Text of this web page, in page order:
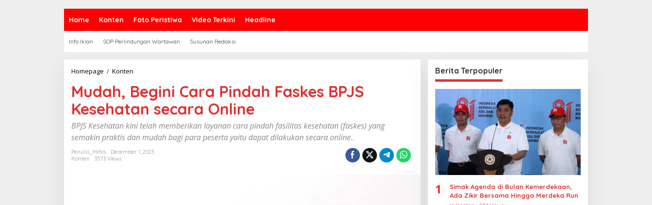
Home Konten Foto Peristiwa Video Terkini Headline
Info Iklan SOP Perlindungan Wartawan Susunan Redaksi
Homepage / Konten
d
a
h
,
B
g
i
Mudah, Begini Cara Pindah Faskes BPJS
Kesehatan secara Online ‎
BPJS Kesehatan kini telah memberikan layanan cara pindah fasilitas kesehatan (faskes) yang
semakin praktis dan mudah bagi para peserta yaitu dapat dilakukan secara online..
Penulis_Mifta
December 1, 2023
Konten
3573 Views
Berita Terpopuler
1
Simak Agenda di Bulan Kemerdekaan,
Ada Zikir Bersama Hingga Merdeka Run